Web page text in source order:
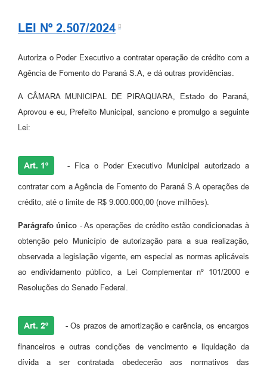
LEI Nº 2.507/2024
Autoriza o Poder Executivo a contratar operação de crédito com a
Agência de Fomento do Paraná S.A, e dá outras providências.
A CÂMARA MUNICIPAL DE PIRAQUARA, Estado do Paraná,
Aprovou e eu, Prefeito Municipal, sanciono e promulgo a seguinte
Lei:
Art. 1º - Fica o Poder Executivo Municipal autorizado a
contratar com a Agência de Fomento do Paraná S.A operações de
crédito, até o limite de R$ 9.000.000,00 (nove milhões).
Parágrafo único - As operações de crédito estão condicionadas à
obtenção pelo Município de autorização para a sua realização,
observada a legislação vigente, em especial as normas aplicáveis
ao endividamento público, a Lei Complementar nº 101/2000 e
Resoluções do Senado Federal.
Art. 2º - Os prazos de amortização e carência, os encargos
financeiros e outras condições de vencimento e liquidação da
dívida a ser contratada obedecerão aos normativos das